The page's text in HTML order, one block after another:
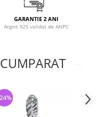
GARANTIE 2 ANI
Argint 925 validat de ANPC